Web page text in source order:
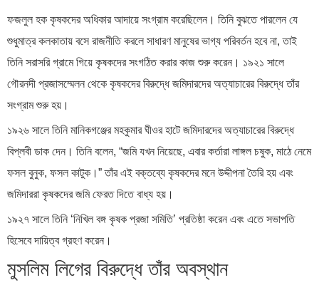
ফজলুল হক কৃষকদের অধিকার আদায়ে সংগ্রাম করেছিলেন। তিনি বুঝতে পারলেন যে
শুধুমাত্র কলকাতায় বসে রাজনীতি করলে সাধারণ মানুষের ভাগ্য পরিবর্তন হবে না, তাই
তিনি সরাসরি গ্রামে গিয়ে কৃষকদের সংগঠিত করার কাজ শুরু করেন। ১৯২১ সালে
গৌরনদী প্রজাসম্মেলন থেকে কৃষকদের বিরুদ্ধে জমিদারদের অত্যাচারের বিরুদ্ধে তাঁর
সংগ্রাম শুরু হয়।
১৯২৬ সালে তিনি মানিকগঞ্জের মহকুমার ঘীওর হাটে জমিদারদের অত্যাচারের বিরুদ্ধে
বিপ্লবী ডাক দেন। তিনি বলেন, “জমি যখন নিয়েছে, এবার কর্তারা লাঙ্গল চষুক, মাঠে নেমে
ফসল বুনুক, ফসল কাটুক।” তাঁর এই বক্তব্যে কৃষকদের মনে উদ্দীপনা তৈরি হয় এবং
জমিদাররা কৃষকদের জমি ফেরত দিতে বাধ্য হয়।
১৯২৭ সালে তিনি ‘নিখিল বঙ্গ কৃষক প্রজা সমিতি’ প্রতিষ্ঠা করেন এবং এতে সভাপতি
হিসেবে দায়িত্ব গ্রহণ করেন।
মুসলিম লিগের বিরুদ্ধে তাঁর অবস্থান